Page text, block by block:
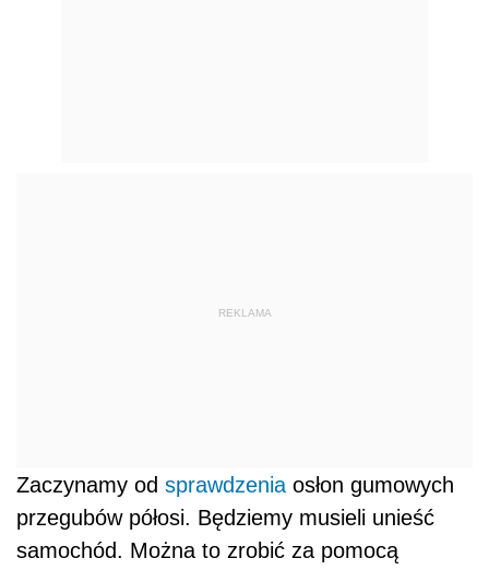
REKLAMA
Zaczynamy od sprawdzenia osłon gumowych
przegubów półosi. Będziemy musieli unieść
samochód. Można to zrobić za pomocą